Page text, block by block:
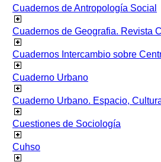
Cuadernos de Antropología Social
Cuadernos de Geografia. Revista
Cuadernos Intercambio sobre
Cuaderno Urbano
Cuaderno Urbano. Espacio,
Cuestiones de Sociología
Cuhso